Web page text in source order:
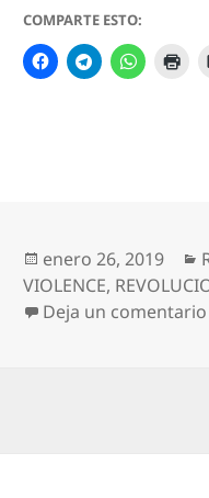
COMPARTE ESTO:
Publicado
el
enero 26, 2019
VIOLENCE,
Deja un comentario